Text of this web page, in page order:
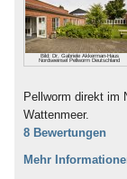
Bild: Dr. Gabriele Akkerman-Haus
Nordseeinsel Pellworm Deutschland
Pellworm direkt im
Wattenmeer.
8 Bewertungen
Mehr